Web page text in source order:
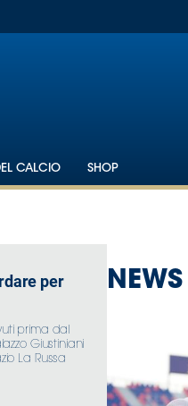
CALCIO SHOP
per
prima dal
Giustiniani
La Russa
NEWS